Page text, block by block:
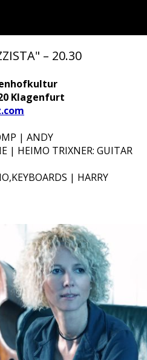
– 20.30
Klagenfurt
| ANDY
| HEIMO TRIXNER: GUITAR
| HARRY